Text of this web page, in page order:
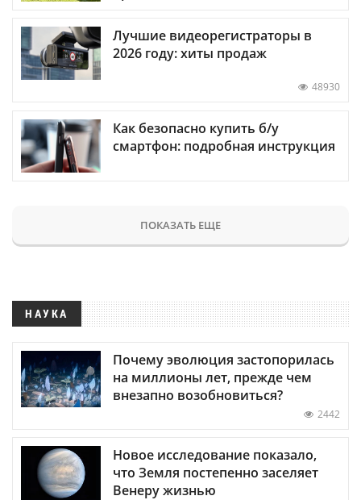
Лучшие видеорегистраторы в
2026 году: хиты продаж
48930
Как безопасно купить б/у
смартфон: подробная инструкция
ПОКАЗАТЬ ЕЩЕ
НАУКА
Почему эволюция застопорилась
на миллионы лет, прежде чем
внезапно возобновиться?
2442
Новое исследование показало,
что Земля постепенно заселяет
Венеру жизнью